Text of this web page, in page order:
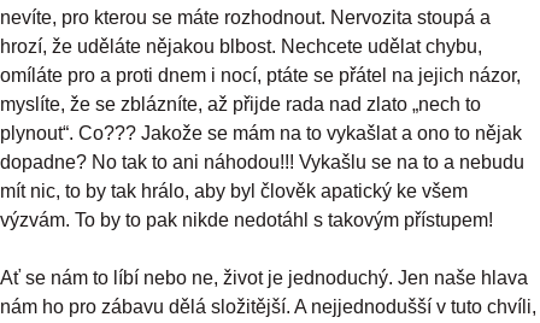
nevíte, pro kterou se máte rozhodnout. Nervozita stoupá a
hrozí, že uděláte nějakou blbost. Nechcete udělat chybu,
omíláte pro a proti dnem i nocí, ptáte se přátel na jejich názor,
myslíte, že se zblázníte, až přijde rada nad zlato „nech to
plynout“. Co??? Jakože se mám na to vykašlat a ono to nějak
dopadne? No tak to ani náhodou!!! Vykašlu se na to a nebudu
mít nic, to by tak hrálo, aby byl člověk apatický ke všem
výzvám. To by to pak nikde nedotáhl s takovým přístupem!
Ať se nám to líbí nebo ne, život je jednoduchý. Jen naše hlava
nám ho pro zábavu dělá složitější. A nejjednodušší v tuto chvíli,